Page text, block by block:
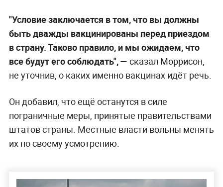
"Условие заключается в том, что вы должны
быть дважды вакцинированы перед приездом
в страну. Таково правило, и мы ожидаем, что
все будут его соблюдать", — сказал Моррисон,
не уточнив, о каких именно вакцинах идёт речь.
Он добавил, что ещё останутся в силе
пограничные меры, принятые правительствами
штатов страны. Местные власти вольны менять
их по своему усмотрению.